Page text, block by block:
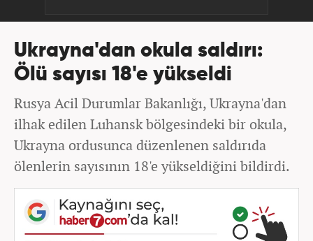
Ukrayna'dan okula saldırı:
Ölü sayısı 18'e yükseldi
Rusya Acil Durumlar Bakanlığı, Ukrayna'dan
ilhak edilen Luhansk bölgesindeki bir okula,
Ukrayna ordusunca düzenlenen saldırıda
ölenlerin sayısının 18'e yükseldiğini bildirdi.